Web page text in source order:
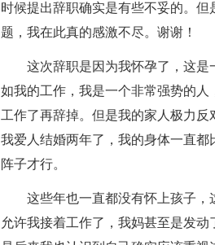
时候提出辞职确实是有些不妥的。
题，我在此真的感激不尽。谢谢！
这次辞职是因为我怀孕了，这
如我的工作，我是一个非常强势的
工作了再辞掉。但是我的家人极力
我爱人结婚两年了，我的身体一直
阵子才行。
这些年也一直都没有怀上孩子
允许我接着工作了，我妈甚至是发